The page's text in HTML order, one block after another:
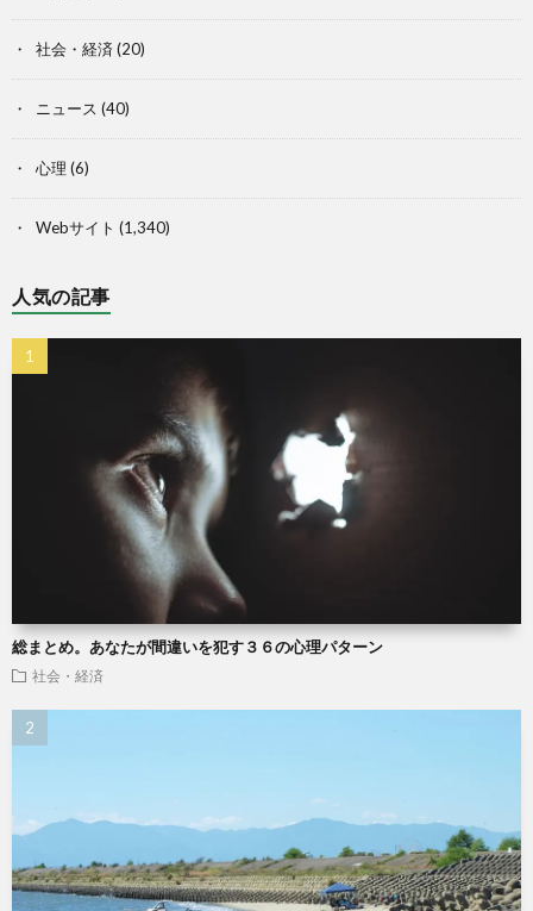
社会・経済 (20)
ニュース (40)
心理 (6)
Webサイト (1,340)
人気の記事
総まとめ。あなたが間違いを犯す３６の心理パターン
社会・経済